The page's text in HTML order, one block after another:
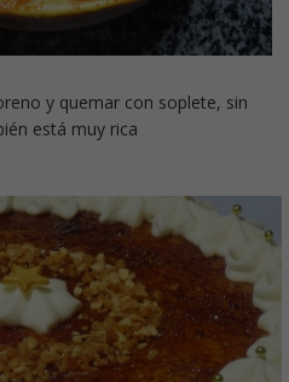
y quemar con soplete, sin
está muy rica